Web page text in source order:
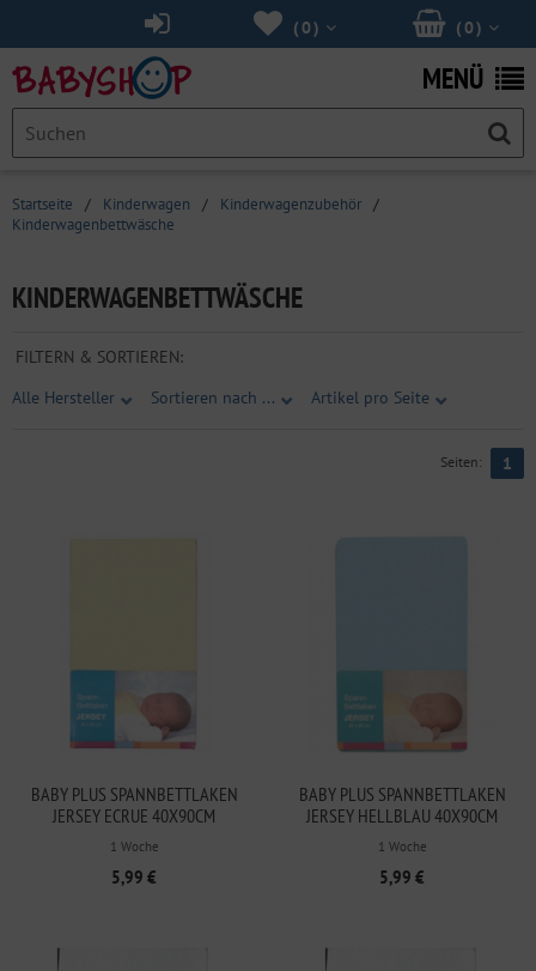
(0 )
(0 )
MENÜ
Startseite / Kinderwagen / Kinderwagenzubehör /
Kinderwagenbettwäsche
KINDERWAGENBETTWÄSCHE
FILTERN & SORTIEREN:
Alle Hersteller
Sortieren nach ... Artikel pro Seite
Seiten: 1
BABY PLUS SPANNBETTLAKEN
JERSEY ECRUE 40X90CM
1 Woche
5,99 €
BABY PLUS SPANNBETTLAKEN
JERSEY HELLBLAU 40X90CM
1 Woche
5,99 €